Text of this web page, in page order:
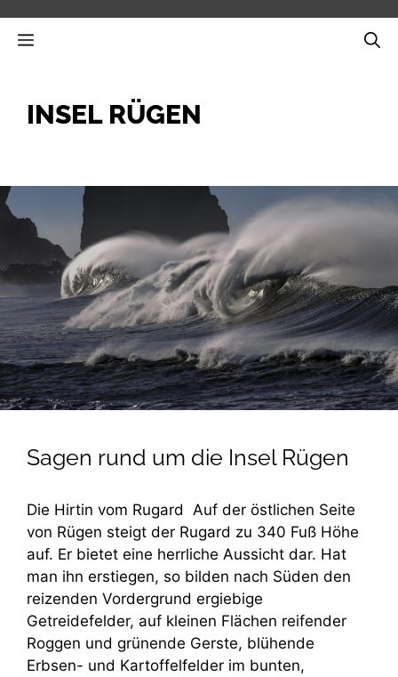
InhaltMENÜ
INSEL RÜGEN
Sagen rund um die Insel Rügen
Die Hirtin vom Rugard Auf der östlichen Seite
von Rügen steigt der Rugard zu 340 Fuß Höhe
auf. Er bietet eine herrliche Aussicht dar. Hat
man ihn erstiegen, so bilden nach Süden den
reizenden Vordergrund ergiebige
Getreidefelder, auf kleinen Flächen reifender
Roggen und grünende Gerste, blühende
Erbsen- und Kartoffelfelder im bunten,